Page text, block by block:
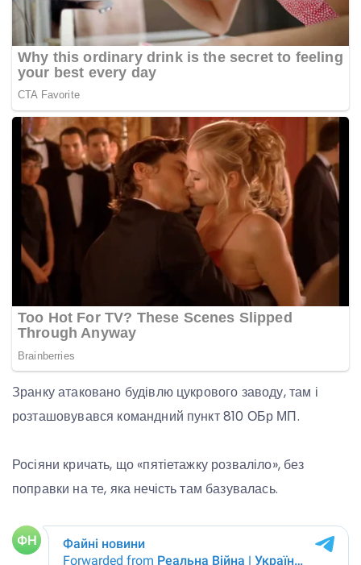
Зранку атаковано будівлю цукрового заводу, там і
розташовувався командний пункт 810 ОБр МП.
Росіяни кричать, що «пятіетажку розваліло», без
поправки на те, яка нечість там базувалась.